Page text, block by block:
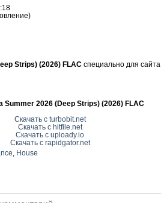
Strips) (2026) FLAC специально для
Summer 2026 (Deep Strips) (2026) FLAC
Скачать с turbobit.net
Скачать с hitfile.net
Скачать с uploady.io
Скачать с rapidgator.net
House